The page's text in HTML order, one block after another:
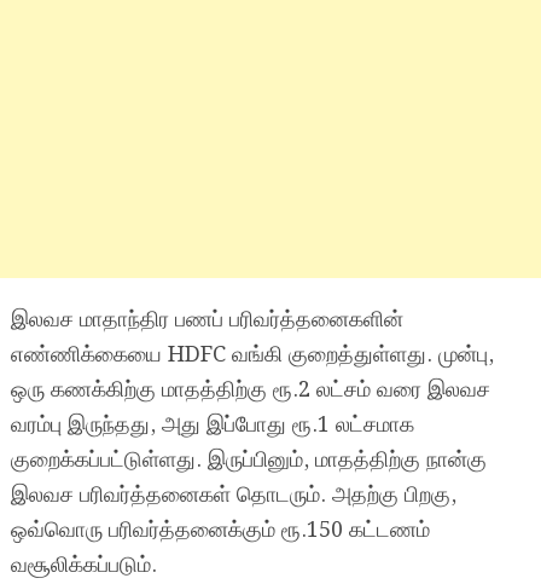
இலவச மாதாந்திர பணப் பரிவர்த்தனைகளின்
எண்ணிக்கையை HDFC வங்கி குறைத்துள்ளது. முன்பு,
ஒரு கணக்கிற்கு மாதத்திற்கு ரூ.2 லட்சம் வரை இலவச
வரம்பு இருந்தது, அது இப்போது ரூ.1 லட்சமாக
குறைக்கப்பட்டுள்ளது. இருப்பினும், மாதத்திற்கு நான்கு
இலவச பரிவர்த்தனைகள் தொடரும். அதற்கு பிறகு,
ஒவ்வொரு பரிவர்த்தனைக்கும் ரூ.150 கட்டணம்
வசூலிக்கப்படும்.